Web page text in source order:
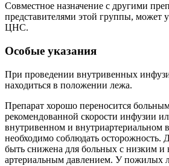
Совместное назначение с другими
представителями этой группы, может
ЦНС.
Особые указания
При проведении внутривенных
находиться в положении лежа.
Препарат хорошо переносится
рекомендованной скорости инфузии
внутривенном и внутриартериальном
необходимо соблюдать осторожность.
быть снижена для больных с низким и
артериальным давлением. У пожилых